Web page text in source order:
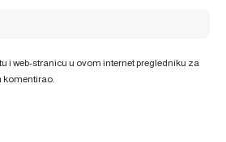
i web-stranicu u ovom internet pregledniku za
komentirao.